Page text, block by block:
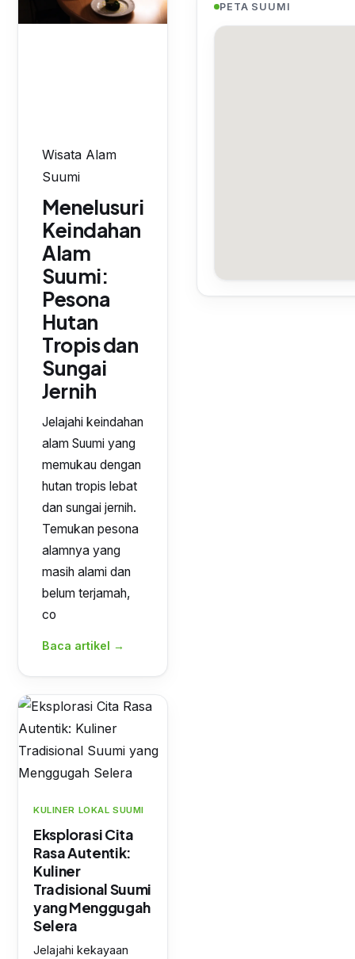
Wisata Alam
Suumi
Menelusuri
Keindahan
Alam
Suumi:
Pesona
Hutan
Tropis dan
Sungai
Jernih
Jelajahi keindahan
alam Suumi yang
memukau dengan
hutan tropis lebat
dan sungai jernih.
Temukan pesona
alamnya yang
masih alami dan
belum terjamah,
co
Baca artikel →
KULINER LOKAL SUUMI
Eksplorasi Cita
Rasa Autentik:
Kuliner
Tradisional Suumi
yang Menggugah
Selera
Jelajahi kekayaan
PETA SUUMI